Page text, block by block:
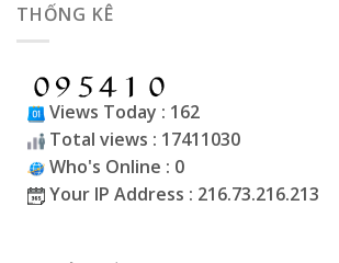
THỐNG KÊ
Views Today : 162
Total views : 17411030
Who's Online : 0
Your IP Address : 216.73.216.213